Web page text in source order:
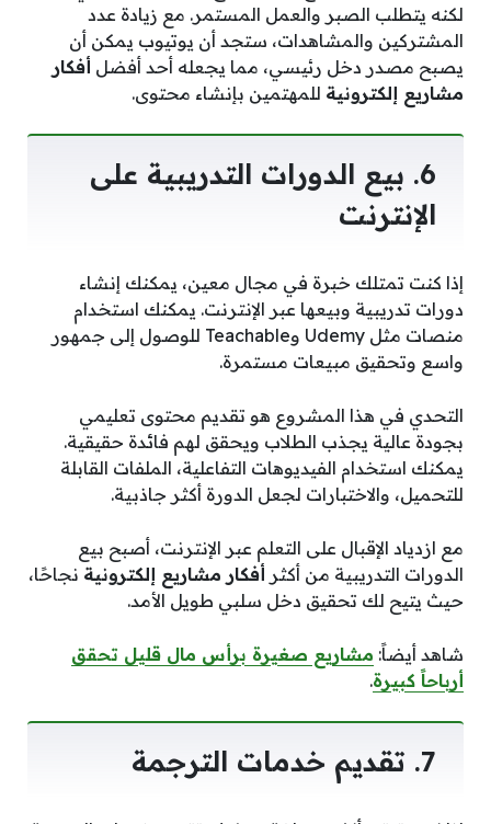
لكنه يتطلب الصبر والعمل المستمر. مع زيادة عدد
المشتركين والمشاهدات، ستجد أن يوتيوب يمكن أن
يصبح مصدر دخل رئيسي، مما يجعله أحد أفضل أفكار
مشاريع إلكترونية للمهتمين بإنشاء محتوى.
6. بيع الدورات التدريبية على
الإنترنت
إذا كنت تمتلك خبرة في مجال معين، يمكنك إنشاء
دورات تدريبية وبيعها عبر الإنترنت. يمكنك استخدام
منصات مثل Udemy وTeachable للوصول إلى جمهور
واسع وتحقيق مبيعات مستمرة.
التحدي في هذا المشروع هو تقديم محتوى تعليمي
بجودة عالية يجذب الطلاب ويحقق لهم فائدة حقيقية.
يمكنك استخدام الفيديوهات التفاعلية، الملفات القابلة
للتحميل، والاختبارات لجعل الدورة أكثر جاذبية.
مع ازدياد الإقبال على التعلم عبر الإنترنت، أصبح بيع
الدورات التدريبية من أكثر أفكار مشاريع إلكترونية نجاحًا،
حيث يتيح لك تحقيق دخل سلبي طويل الأمد.
شاهد أيضاً: مشاريع صغيرة برأس مال قليل تحقق
أرباحاً كبيرة.
7. تقديم خدمات الترجمة